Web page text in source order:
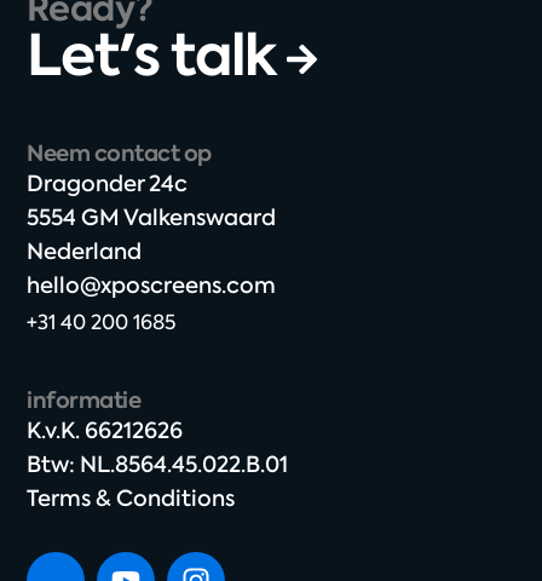
Let's talk
Neem contact op
Dragonder 24c​
5554 GM Valkenswaard​
Nederland
hello@xposcreens.com
+31 40 200 1685
informatie
K.v.K. 66212626​
Btw: NL.8564.45.022.B.01
Terms & Conditions